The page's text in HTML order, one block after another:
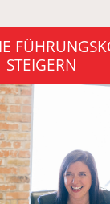
STEIGERN